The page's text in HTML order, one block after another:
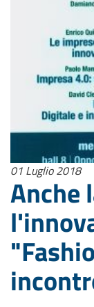
01 Luglio 2018
Anche